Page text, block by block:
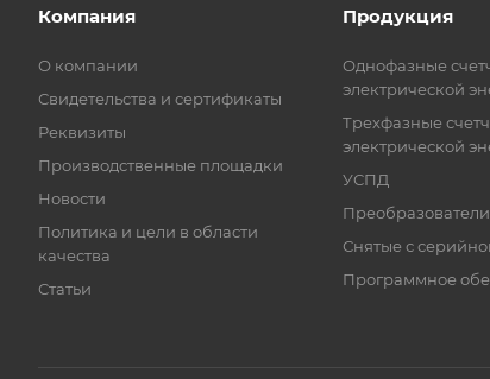
Компания
О компании
Свидетельства и сертификаты
Реквизиты
Производственные площадки
Новости
Политика и цели в области
качества
Статьи
Продукция
Однофазные
электрической
Трехфазные
электрической
УСПД
Снятые с
Программное